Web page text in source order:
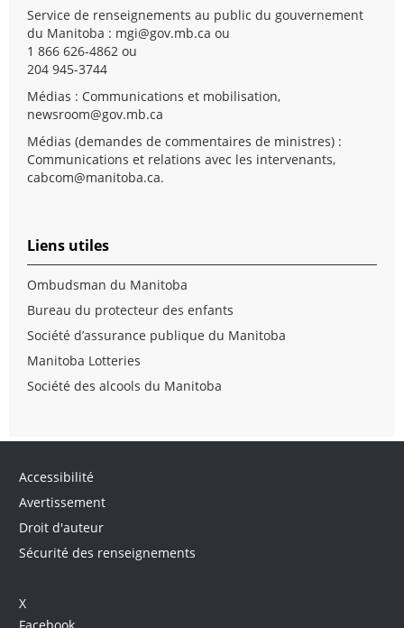
Service de renseignements au public du gouvernement
du Manitoba : mgi@gov.mb.ca ou
1 866 626-4862 ou
204 945-3744
Médias : Communications et mobilisation,
newsroom@gov.mb.ca
Médias (demandes de commentaires de ministres) :
Communications et relations avec les intervenants,
cabcom@manitoba.ca.
Liens utiles
Ombudsman du Manitoba
Bureau du protecteur des enfants
Société d’assurance publique du Manitoba
Manitoba Lotteries
Société des alcools du Manitoba
Accessibilité
Avertissement
Droit d'auteur
Sécurité des renseignements
X